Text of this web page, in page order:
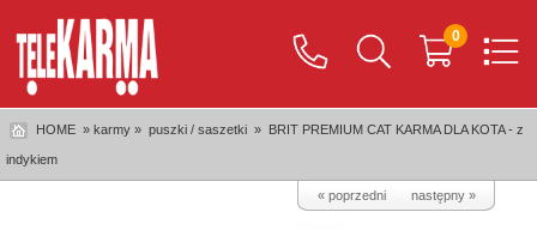
0
HOME » karmy » puszki / saszetki » BRIT PREMIUM CAT KARMA DLA KOTA - z
indykiem
« poprzedni następny »